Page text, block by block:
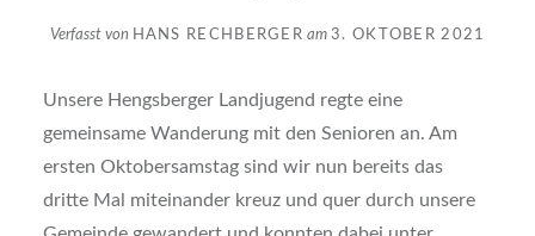
Verfasst von HANS RECHBERGER am 3. OKTOBER 2021
Unsere Hengsberger Landjugend regte eine
gemeinsame Wanderung mit den Senioren an. Am
ersten Oktobersamstag sind wir nun bereits das
dritte Mal miteinander kreuz und quer durch unsere